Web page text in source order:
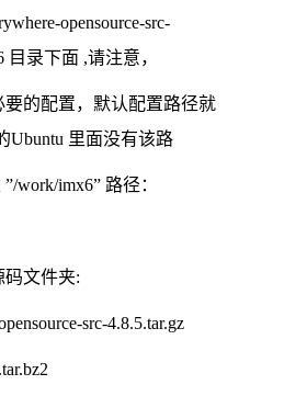
opensource-src-
目录下面 ,请注意，
要的配置，默认配置路径就
Ubuntu 里面没有该路
”/work/imx6” 路径：
码文件夹:
src-4.8.5.tar.gz